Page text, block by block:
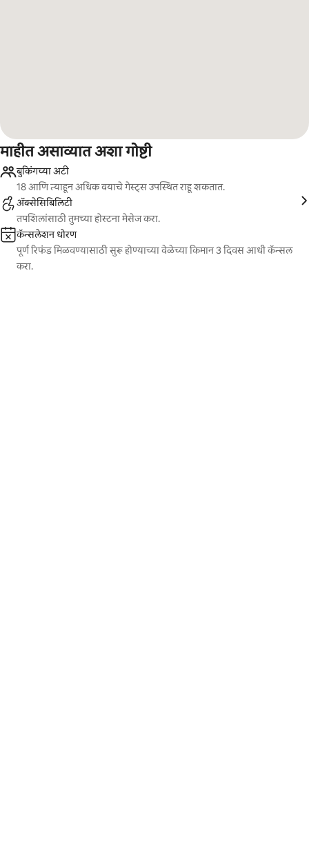
माहीत असाव्यात अशा गोष्टी
बुकिंगच्या अटी
18 आणि त्याहून अधिक वयाचे गेस्ट्स उपस्थित राहू शकतात.
ॲक्सेसिबिलिटी
तपशिलांसाठी तुमच्या होस्टना मेसेज करा.
कॅन्सलेशन धोरण
पूर्ण रिफंड मिळवण्यासाठी सुरू होण्याच्या वेळेच्या किमान 3 दिवस आधी कॅन्सल
करा.